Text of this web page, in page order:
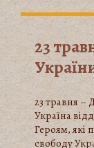
23
23 травня –
Україна
Героям, які
свободу